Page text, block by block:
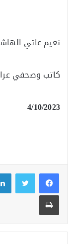
نعيم عاتي
كاتب وصحفي
4/10/2023
طباعة